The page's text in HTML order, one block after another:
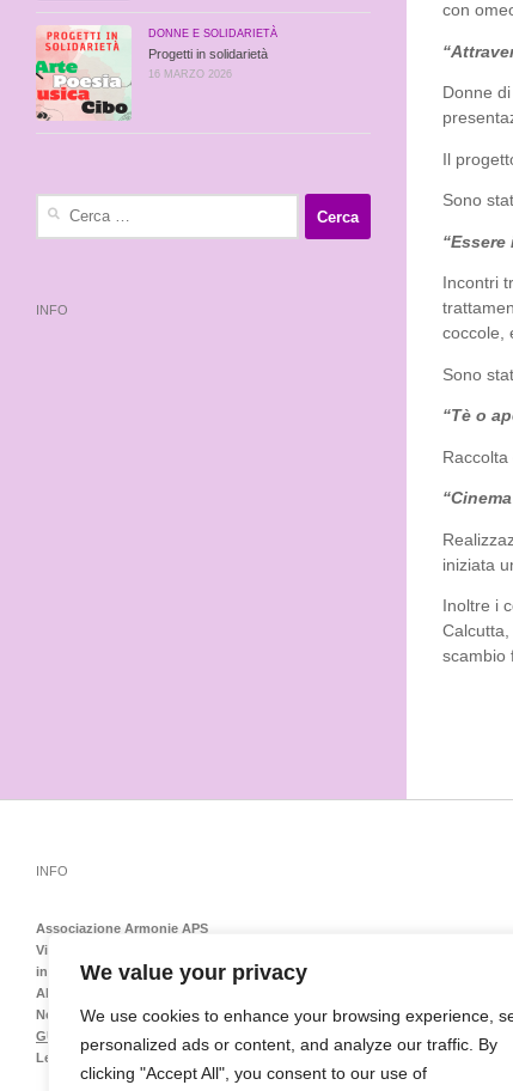
We value your privacy
We use cookies to enhance your browsing experience,
personalized ads or content, and analyze our traffic. By
clicking "Accept All", you consent to our use of
con
Donne
Il
Sono
Incontri
coccole,
Sono
“Tè o
iniziata
Inoltre i
scambio
DONNE E SOLIDARIETÀ
Progetti in solidarietà
16 MARZO 2026
INFO
INFO
Associazione Armonie APS
Via Emilia Levante 138 – 40139 Bologna – Tel-Fax 051548151
info@armoniedonnebologna.it
ARMONIE FESTEGGIA I 30 ANNI
Nel 2024 Armonie è arrivata al trentesimo anno di attività e quasi non
GUARDA LE FOTO
Leggi la nostra
Privacy Policy e Cookie Policy